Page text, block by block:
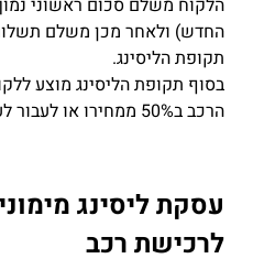
החדש) ולאחר מכן משלם
תקופת הליסינג.
בסוף תקופת הליסינג מוצע
הרכב ב50% ממחירו או לעבור לעסקת ליסינג חדשה.
עסקת ליסינג
לרכישת רכב